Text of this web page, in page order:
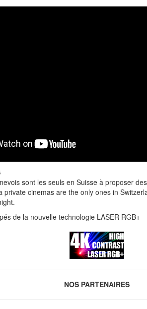
sont les seuls en Suisse à proposer
private cinemas are the only ones in
de la nouvelle technologie LASER RGB+
NOS PARTENAIRES